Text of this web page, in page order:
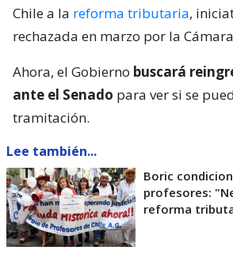
Chile a la reforma tributaria,
rechazada en marzo por la
Ahora, el Gobierno buscará
ante el Senado para ver si se
tramitación.
Lee también...
Boric
profesores:
reforma